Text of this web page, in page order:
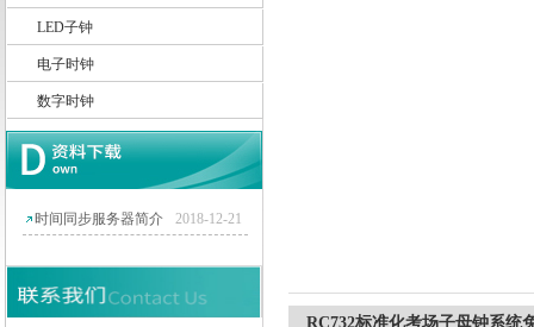
上海锐呈电气有限公司
LED子钟
电子时钟
数字时钟
时间同步服务器简介 2018-12-21
RC732标准化考场子母钟系统